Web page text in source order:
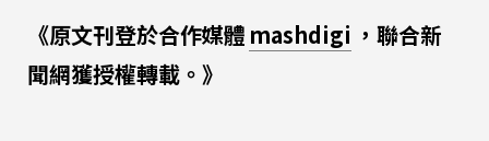
《原文刊登於合作媒體 mashdigi ，聯合新
聞網獲授權轉載。》